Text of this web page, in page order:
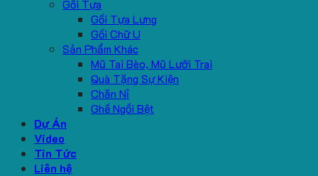
Gối Tựa
Gối Tựa Lưng
Gối Chữ U
Sản Phẩm Khác
Mũ Tai Bèo, Mũ Lưỡi Trai
Quà Tặng Sự Kiện
Chăn Nỉ
Ghế Ngồi Bệt
Dự Án
Video
Tin Tức
Liên hệ